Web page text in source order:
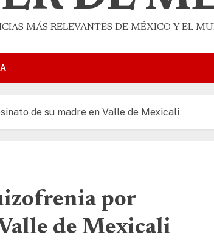
MÁS RELEVANTES DE MÉXICO Y EL
de su madre en Valle de Mexicali
por
de Mexicali